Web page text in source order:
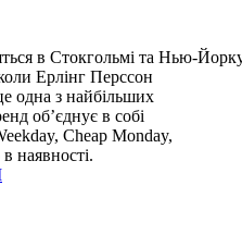
в Стокгольмі та Нью-
Ерлінг Перссон
одна з найбільших
об’єднує в собі
Cheap Monday,
наявності.